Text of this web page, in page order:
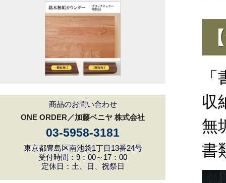
商品のお問い合わせ
ONE ORDER／加藤ベニヤ 株式会社
03-5958-3181
東京都豊島区南池袋1丁目13番24号
受付時間：9：00～17：00
定休日：土、日、祝祭日
収
無
書